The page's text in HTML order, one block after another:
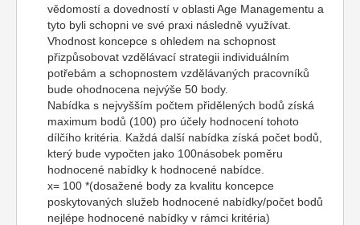
vědomostí a dovedností v oblasti Age Managementu a
tyto byli schopni ve své praxi následně využívat.
Vhodnost koncepce s ohledem na schopnost
přizpůsobovat vzdělávací strategii individuálním
potřebám a schopnostem vzdělávaných pracovníků
bude ohodnocena nejvýše 50 body.
Nabídka s nejvyšším počtem přidělených bodů získá
maximum bodů (100) pro účely hodnocení tohoto
dílčího kritéria. Každá další nabídka získá počet bodů,
který bude vypočten jako 100násobek poměru
hodnocené nabídky k hodnocené nabídce.
x= 100 *(dosažené body za kvalitu koncepce
poskytovaných služeb hodnocené nabídky/počet bodů
nejlépe hodnocené nabídky v rámci kritéria)